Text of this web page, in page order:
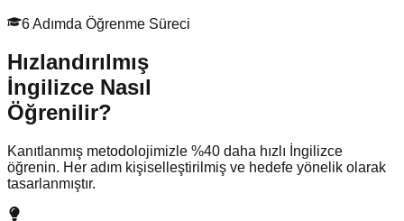
6 Adımda Öğrenme Süreci
Hızlandırılmış
İngilizce Nasıl
Öğrenilir?
Kanıtlanmış metodolojimizle %40 daha hızlı İngilizce
öğrenin. Her adım kişiselleştirilmiş ve hedefe yönelik olarak
tasarlanmıştır.